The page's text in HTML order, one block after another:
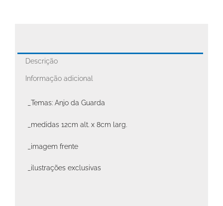
Descrição
Informação adicional
_Temas: Anjo da Guarda
_medidas 12cm alt. x 8cm larg.
_imagem frente
_ilustrações exclusivas